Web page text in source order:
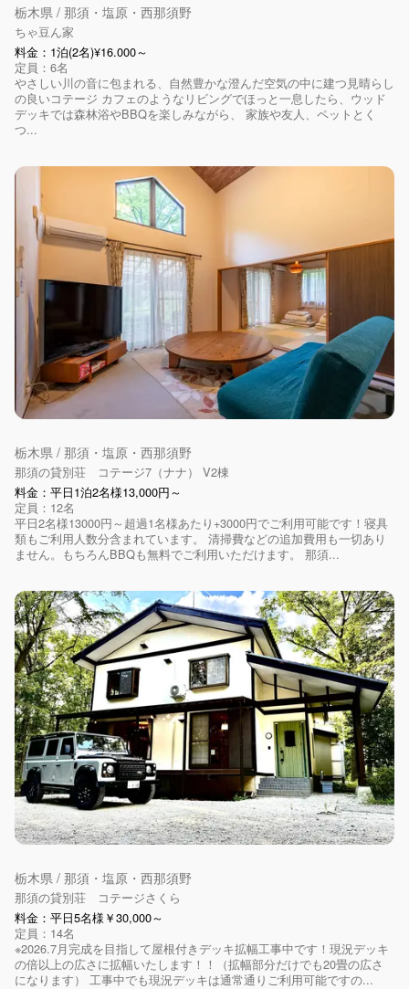
栃木県 / 那須・塩原・西那須野
ちゃ豆ん家
料金：1泊(2名)¥16.000～
定員：6名
やさしい川の音に包まれる、自然豊かな澄んだ空気の中に建つ見晴らし
の良いコテージ カフェのようなリビングでほっと一息したら、ウッド
デッキでは森林浴やBBQを楽しみながら、 家族や友人、ペットとく
つ...
栃木県 / 那須・塩原・西那須野
那須の貸別荘 コテージ7（ナナ） V2棟
料金：平日1泊2名様13,000円～
定員：12名
平日2名様13000円～超過1名様あたり+3000円でご利用可能です！寝具
類もご利用人数分含まれています。 清掃費などの追加費用も一切あり
ません。もちろんBBQも無料でご利用いただけます。 那須...
栃木県 / 那須・塩原・西那須野
那須の貸別荘 コテージさくら
料金：平日5名様￥30,000～
定員：14名
※2026.7月完成を目指して屋根付きデッキ拡幅工事中です！現況デッキ
の倍以上の広さに拡幅いたします！！（拡幅部分だけでも20畳の広さ
になります） 工事中でも現況デッキは通常通りご利用可能ですの...